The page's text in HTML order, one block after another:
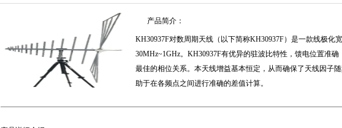
产品简介：
KH30937F对数周期天线（以下简称KH30937F）是一款线极化
30MHz~1GHz。KH30937F有优异的驻波比特性，馈电位置准
最佳的相位关系。本天线增益基本恒定，从而确保了天线因子
助于在各频点之间进行准确的差值计算。